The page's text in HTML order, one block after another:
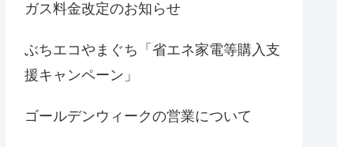
ガス料金改定のお知らせ
ぶちエコやまぐち「省エネ家電等購入支
援キャンペーン」
ゴールデンウィークの営業について